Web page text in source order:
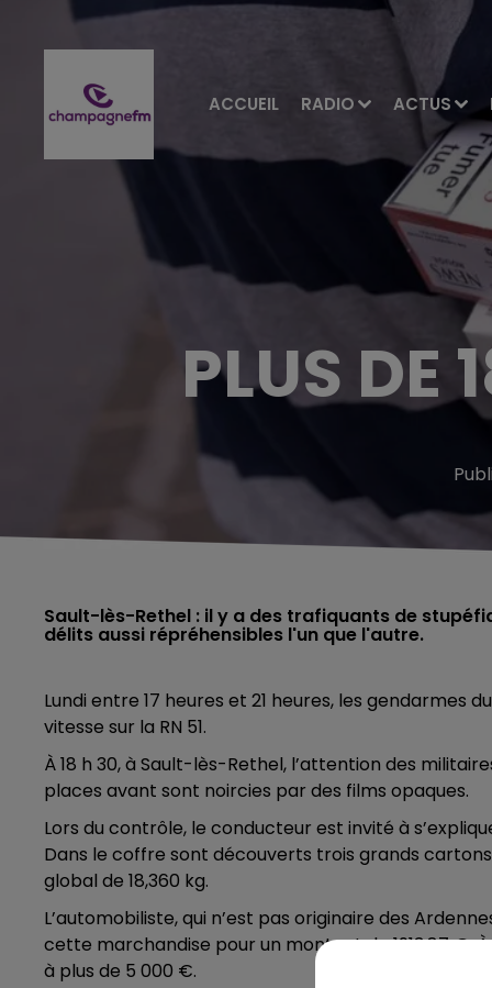
ACCUEIL RADIO ACTUS
PLUS DE
Sault-lès-Rethel : il y a des trafiquants de
délits aussi répréhensibles l'un que l'autre.
Lundi entre 17 heures et 21 heures, les
vitesse sur la RN 51.
À 18 h 30, à Sault-lès-Rethel, l’attention des
places avant sont noircies par des films opaques.
Lors du contrôle, le conducteur est invité à
Dans le coffre sont découverts trois grands
global de 18,360 kg.
L’automobiliste, qui n’est pas originaire des
cette marchandise pour un montant de 1913,87 €.
à plus de 5 000 €.